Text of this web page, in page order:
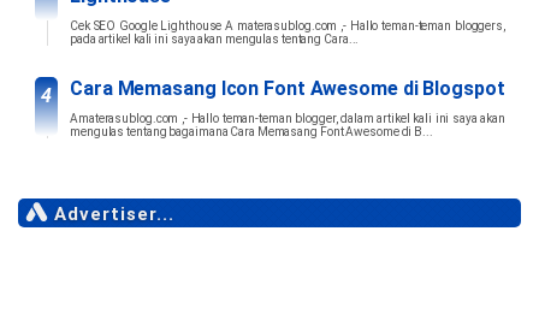
Cek SEO Google Lighthouse A materasublog.com ,- Hallo teman-teman bloggers,
pada artikel kali ini saya akan mengulas tentang Cara...
Cara Memasang Icon Font Awesome di Blogspot
Amaterasublog.com ,- Hallo teman-teman blogger, dalam artikel kali ini saya akan
mengulas tentang bagaimana Cara Memasang Font Awesome di B...
Advertiser...